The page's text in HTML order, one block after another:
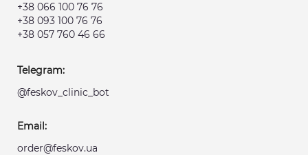
+38 066 100 76 76
+38 093 100 76 76
+38 057 760 46 66
Telegram:
@feskov_clinic_bot
Email:
order@feskov.ua